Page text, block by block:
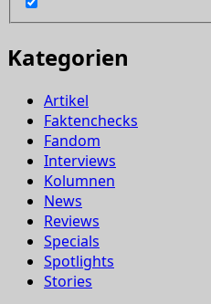
Kategorien
Artikel
Faktenchecks
Fandom
Interviews
Kolumnen
News
Reviews
Specials
Spotlights
Stories